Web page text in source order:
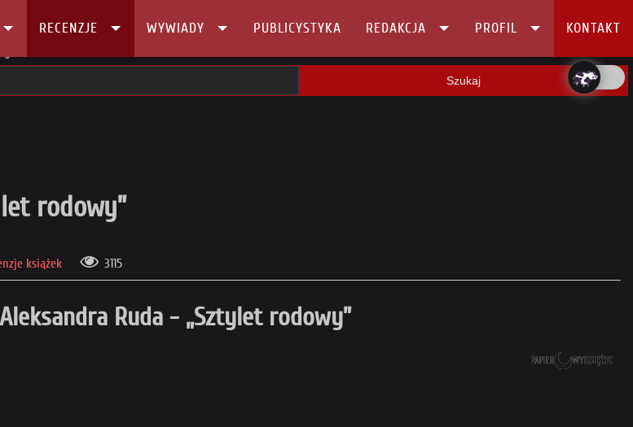
RECENZJE WYWIADY PUBLICYSTYKA REDAKCJA PROFIL KONTAKT
Szukaj
rodowy”
książek 3115
Aleksandra Ruda - „Sztylet rodowy”